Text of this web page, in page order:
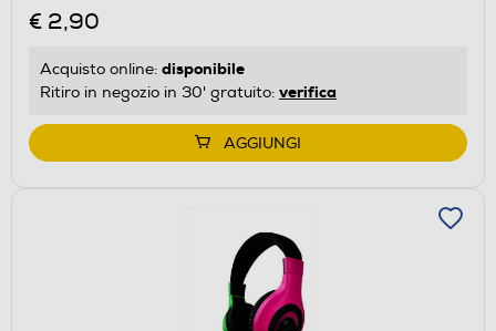
€ 2,90
Acquisto online: disponibile
Ritiro in negozio in 30' gratuito: verifica
AGGIUNGI